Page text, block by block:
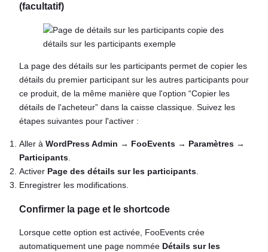
(facultatif)
La page des détails sur les participants permet de copier les
détails du premier participant sur les autres participants pour
ce produit, de la même manière que l'option “Copier les
détails de l'acheteur” dans la caisse classique. Suivez les
étapes suivantes pour l'activer :
Aller à WordPress Admin → FooEvents → Paramètres →
Participants
Activer Page des détails sur les participants
Enregistrer les modifications.
Confirmer la page et le shortcode
Lorsque cette option est activée, FooEvents crée
automatiquement une page nommée Détails sur les